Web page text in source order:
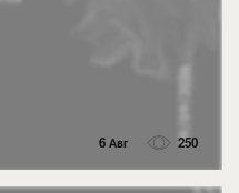
6 Авг 250